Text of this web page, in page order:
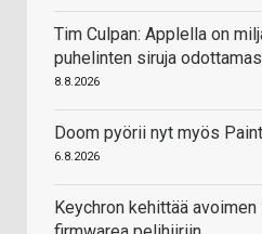
Tim Culpan: Applella on
puhelinten siruja
8.8.2026
Doom pyörii nyt myös
6.8.2026
Keychron kehittää